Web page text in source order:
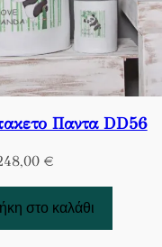
Παντα DD56
€
στο καλάθι